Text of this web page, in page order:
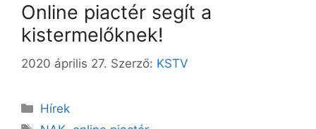
Online piactér segít a
kistermelőknek!
2020 április 27. Szerző: KSTV
Kategória
Hírek